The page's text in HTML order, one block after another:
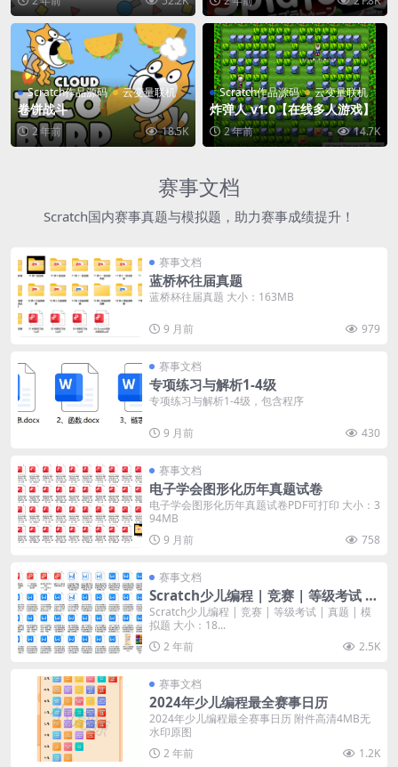
Scratch作品源码 云变量联机
卷饼战斗
2 年前 18.5K
Scratch作品源码 云变量联机
炸弹人 v1.0【在线多人游戏】
2 年前 14.7K
赛事文档
Scratch国内赛事真题与模拟题，助力赛事成绩提升！
赛事文档
蓝桥杯往届真题
蓝桥杯往届真题 大小：163MB
9 月前 979
赛事文档
专项练习与解析1-4级
专项练习与解析1-4级，包含程序
9 月前 430
赛事文档
电子学会图形化历年真题试卷
电子学会图形化历年真题试卷PDF可打印 大小：3
94MB
9 月前
758
赛事文档
Scratch少儿编程 | 竞赛 | 等级考试 |
真题 | 模拟题
Scratch少儿编程 | 竞赛 | 等级考试 | 真题 | 模
拟题 大小：18...
2 年前
2.5K
赛事文档
2024年少儿编程最全赛事日历
2024年少儿编程最全赛事日历 附件高清4MB无
水印原图
2 年前
1.2K